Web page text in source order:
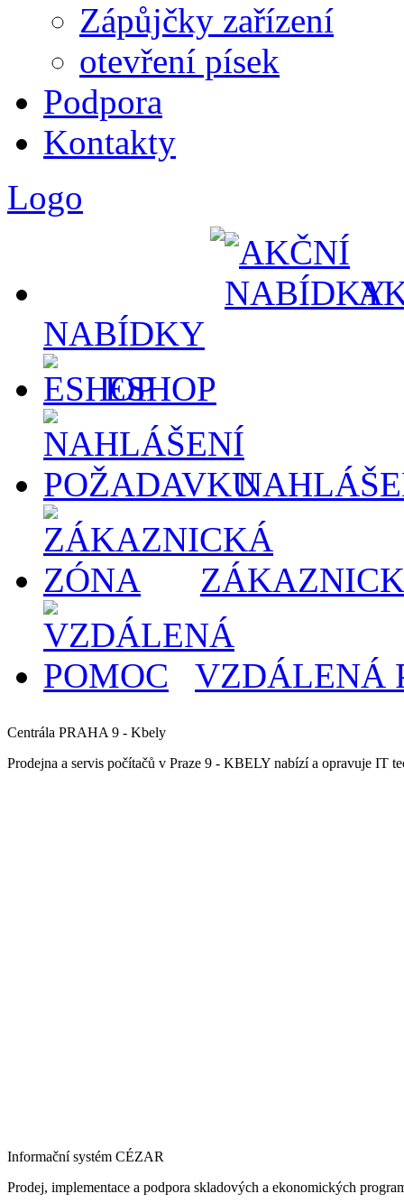
Zápůjčky zařízení
otevření písek
Podpora
Kontakty
Logo
NABÍDKY
ESHOP
VZDÁLENÁ
Centrála PRAHA 9 - Kbely
Prodejna a servis počítačů v Praze 9 - KBELY nabízí a opravuje IT
Informační systém CÉZAR
Prodej, implementace a podpora skladových a ekonomických